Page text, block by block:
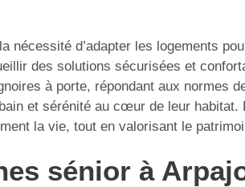
nécessité d’adapter les logements
des solutions sécurisées et
à porte, répondant aux
et sérénité au cœur de leur
la vie, tout en valorisant le
sénior à